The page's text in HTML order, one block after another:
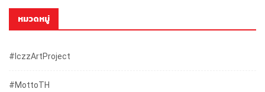
หมวดหมู่
#iczzArtProject
#mottoTH